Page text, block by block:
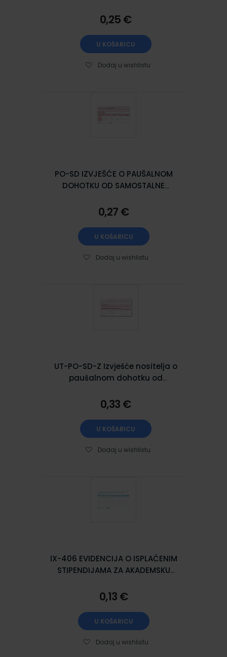
OSIGURANJA NA DAN; Arak, 21 x
29,7 cm
0,25 €
U KOŠARICU
Dodaj u wishlistu
PO-SD IZVJEŠĆE O PAUŠALNOM
DOHOTKU OD SAMOSTALNE
cm
0,27 €
U KOŠARICU
Dodaj u wishlistu
UT-PO-SD-Z Izvješće nositelja o
paušalnom dohotku od
djelatnosti
0,33 €
U KOŠARICU
Dodaj u wishlistu
IX-406 EVIDENCIJA O ISPLAĆENIM
STIPENDIJAMA ZA AKADEMSKU
21 cm
0,13 €
U KOŠARICU
Dodaj u wishlistu